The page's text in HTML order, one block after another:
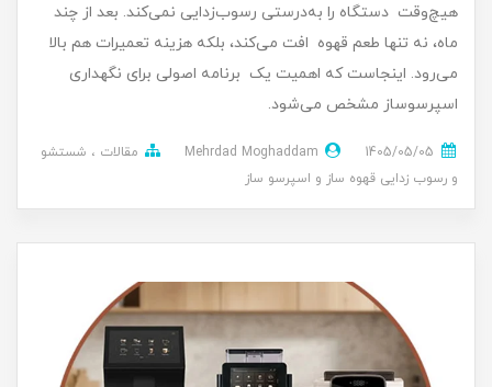
هیچ‌وقت دستگاه را به‌درستی رسوب‌زدایی نمی‌کند. بعد از چند
ماه، نه تنها طعم قهوه افت می‌کند، بلکه هزینه تعمیرات هم بالا
می‌رود. اینجاست که اهمیت یک برنامه اصولی برای نگهداری
اسپرسوساز مشخص می‌شود.
Mehrdad Moghaddam مقالات
شستشو
و رسوب زدایی قهوه ساز و اسپرسو ساز